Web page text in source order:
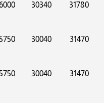
31780
30340
31470
30040
31470
30040